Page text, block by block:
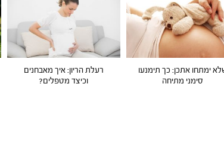
ימתחו אתכן: כך תימנעו
סימני מתיחה
רעלת הריון: איך מאבחנים
וכיצד מטפלים?